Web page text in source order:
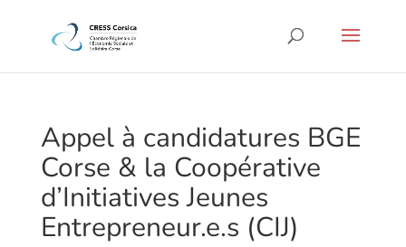
Appel à candidatures BGE
Corse & la Coopérative
d’Initiatives Jeunes
Entrepreneur.e.s (CIJ)